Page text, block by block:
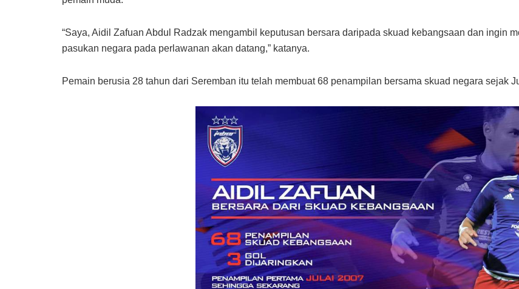
“Saya, Aidil Zafuan Abdul Radzak mengambil keputusan bersara daripada skuad kebangsaan dan ingin
pasukan negara pada perlawanan akan datang,” katanya.
Pemain berusia 28 tahun dari Seremban itu telah membuat 68 penampilan bersama skuad negara sejak